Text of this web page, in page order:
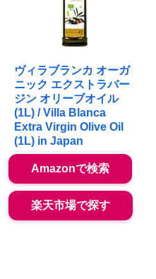
ヴィラブランカ オーガ
ニック エクストラバー
ジン オリーブオイル
(1L) / Villa Blanca
Extra Virgin Olive Oil
(1L) in Japan
Amazonで検索
楽天市場で探す